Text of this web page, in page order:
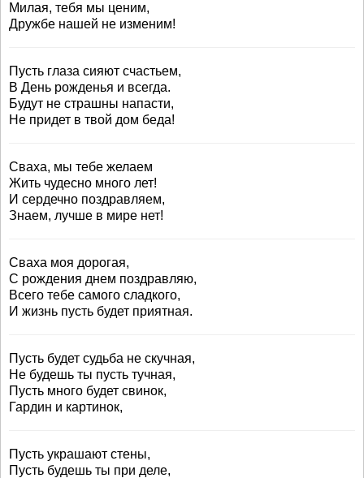
Милая, тебя мы ценим,
Дружбе нашей не изменим!
Пусть глаза сияют счастьем,
В День рожденья и всегда.
Будут не страшны напасти,
Не придет в твой дом беда!
Сваха, мы тебе желаем
Жить чудесно много лет!
И сердечно поздравляем,
Знаем, лучше в мире нет!
Сваха моя дорогая,
С рождения днем поздравляю,
Всего тебе самого сладкого,
И жизнь пусть будет приятная.
Пусть будет судьба не скучная,
Не будешь ты пусть тучная,
Пусть много будет свинок,
Гардин и картинок,
Пусть украшают стены,
Пусть будешь ты при деле,